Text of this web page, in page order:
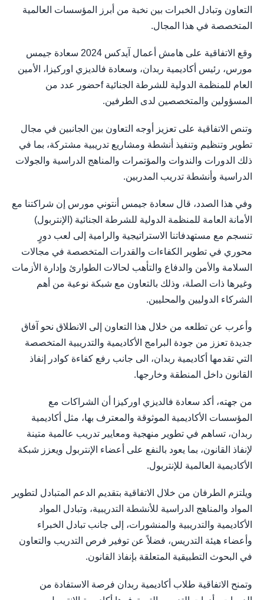
التعاون وتبادل الخبرات بين نخبة من أبرز المؤسسات العالمية
المتخصصة في هذا المجال.
وقع الاتفاقية على هامش أعمال آيدكس 2024 سعادة جيمس
مورس، رئيس أكاديمية ربدان، وسعادة فالديزي اوركيزا، الأمين
العام للمنظمة الدولية للشرطة الجنائية fحضور عدد من
المسؤولين والمتخصصين لدى الطرفين.
وتنص الاتفاقية على تعزيز أوجه التعاون بين الجانبين في مجال
تطوير وتنظيم وتنفيذ أنشطة ومشاريع تدريبية مشتركة، بما في
ذلك الدورات والندوات والمؤتمرات والمناهج الدراسية والجولات
الدراسية وأنشطة تدريب المدربين.
وفي هذا الصدد، قال سعادة جيمس أنتوني مورس إن شراكتنا مع
الأمانة العامة للمنظمة الدولية للشرطة الجنائية (الإنتربول)
تنسجم مع مستهدفاتنا الاستراتيجية والرامية إلى لعب دورٍ
محوري في تطوير الكفاءات والقدرات المتخصصة في مجالات
السلامة والأمن والدفاع والتأهب لحالات الطوارئ وإدارة الأزمات
وغيرها ذات الصلة، وذلك بالتعاون مع شبكة نوعية من أهم
الشركاء الدوليين والمحليين.
وأعرب عن تطلعه من خلال هذا التعاون إلى الانطلاق نحو آفاق
جديدة تعزز من جودة البرامج الأكاديمية والتدريبية المتخصصة
التي تقدمها أكاديمية ربدان، الى جانب رفع كفاءة كوادر إنفاذ
القانون داخل المنطقة وخارجها.
من جهته، أكد سعادة فالديزي اوركيزا أن الشراكات مع
المؤسسات الأكاديمية الموثوقة والمعترف بها، مثل أكاديمية
ربدان، تساهم في تطوير منهجية ومعايير تدريب عالمية متينة
لإنفاذ القانون، بما يعود بالنفع على أعضاء الإنتربول ويعزز شبكة
الأكاديمية العالمية للإنتربول.
ويلتزم الطرفان من خلال الاتفاقية بتقديم الدعم المتبادل لتطوير
المواد والمناهج الدراسية للأنشطة التدريبية، وتبادل المواد
الأكاديمية والتدريبية والمنشورات، إلى جانب تبادل الخبراء
وأعضاء هيئة التدريس، فضلاً عن توفير فرص التدريب والتعاون
في البحوث التطبيقية المتعلقة بإنفاذ القانون.
وتمنح الاتفاقية طلاب أكاديمية ربدان فرصة الاستفادة من